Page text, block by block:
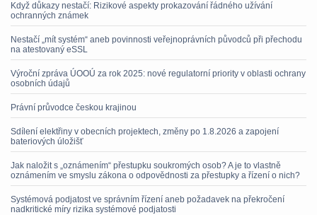
Když důkazy nestačí: Rizikové aspekty prokazování řádného užívání
ochranných známek
Nestačí „mít systém“ aneb povinnosti veřejnoprávních původců při přechodu
na atestovaný eSSL
Výroční zpráva ÚOOÚ za rok 2025: nové regulatorní priority v oblasti ochrany
osobních údajů
Právní průvodce českou krajinou
Sdílení elektřiny v obecních projektech, změny po 1.8.2026 a zapojení
bateriových úložišť
Jak naložit s „oznámením“ přestupku soukromých osob? A je to vlastně
oznámením ve smyslu zákona o odpovědnosti za přestupky a řízení o nich?
Systémová podjatost ve správním řízení aneb požadavek na překročení
nadkritické míry rizika systémové podjatosti